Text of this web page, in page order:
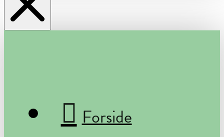
Forside